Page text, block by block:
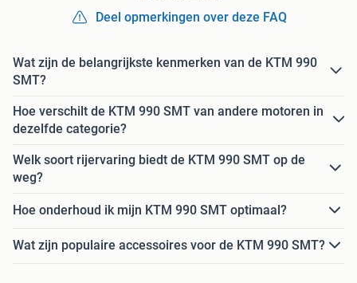
Deel opmerkingen over deze FAQ
Wat zijn de belangrijkste kenmerken van de KTM 990
SMT?
Hoe verschilt de KTM 990 SMT van andere motoren in
dezelfde categorie?
Welk soort rijervaring biedt de KTM 990 SMT op de
weg?
Hoe onderhoud ik mijn KTM 990 SMT optimaal?
Wat zijn populaire accessoires voor de KTM 990 SMT?